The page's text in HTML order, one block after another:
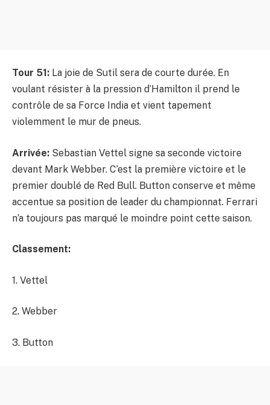
Tour 51: La joie de Sutil sera de courte durée. En
voulant résister à la pression d’Hamilton il prend le
contrôle de sa Force India et vient tapement
violemment le mur de pneus.
Arrivée: Sebastian Vettel signe sa seconde victoire
devant Mark Webber. C’est la première victoire et le
premier doublé de Red Bull. Button conserve et même
accentue sa position de leader du championnat. Ferrari
n’a toujours pas marqué le moindre point cette saison.
Classement:
1. Vettel
2. Webber
3. Button